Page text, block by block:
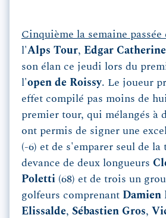
Cinquième la semaine
l'Alps Tour, Edgar Catherine
son élan ce jeudi lors du
l'open de Roissy. Le joueur
effet compilé pas moins de
premier tour, qui mélangés à
ont permis de signer une
(-6) et de s'emparer seul de la
devance de deux longueurs
Poletti (68) et de trois un
golfeurs comprenant Damien
Elissalde, Sébastien Gros,